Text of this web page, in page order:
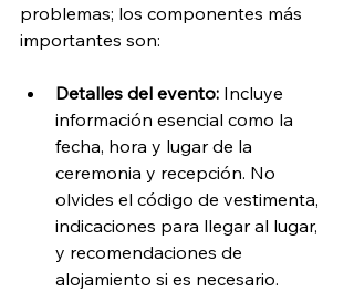
problemas; los componentes más
importantes son:
Detalles del evento: Incluye
información esencial como la
fecha, hora y lugar de la
ceremonia y recepción. No
olvides el código de vestimenta,
indicaciones para llegar al lugar,
y recomendaciones de
alojamiento si es necesario.